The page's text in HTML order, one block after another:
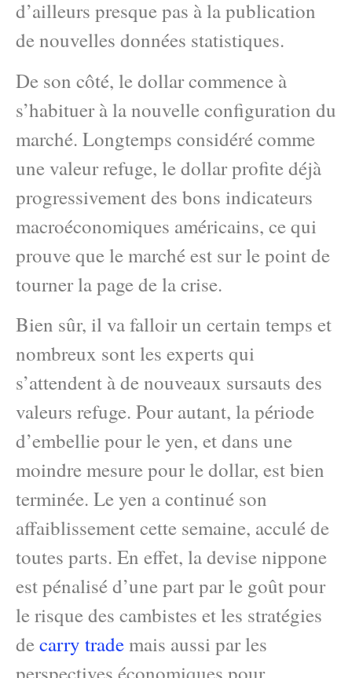
d’ailleurs presque pas à la publication
de nouvelles données statistiques.
De son côté, le dollar commence à
s’habituer à la nouvelle configuration du
marché. Longtemps considéré comme
une valeur refuge, le dollar profite déjà
progressivement des bons indicateurs
macroéconomiques américains, ce qui
prouve que le marché est sur le point de
tourner la page de la crise.
Bien sûr, il va falloir un certain temps et
nombreux sont les experts qui
s’attendent à de nouveaux sursauts des
valeurs refuge. Pour autant, la période
d’embellie pour le yen, et dans une
moindre mesure pour le dollar, est bien
terminée. Le yen a continué son
affaiblissement cette semaine, acculé de
toutes parts. En effet, la devise nippone
est pénalisé d’une part par le goût pour
le risque des cambistes et les stratégies
decarry trademais aussi par les